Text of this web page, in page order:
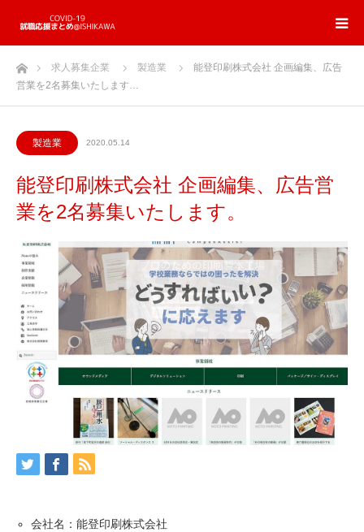
ホーム求人募集企業 製造業
能登印刷株式会社 企画編集、広告
営業を2名募集いたします…
製造業 2020.05.14
能登印刷株式会社 企画編集、広告営
業を2名募集いたします。
会社名：能登印刷株式会社